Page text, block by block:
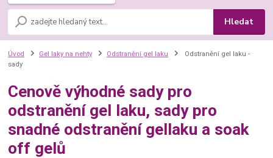
Hledat
Úvod Gel laky na nehty Odstranění gel laku
Odstranění gel laku -
sady
Cenově výhodné sady pro
odstranění gel laku, sady pro
snadné odstranění gellaku a soak
off gelů